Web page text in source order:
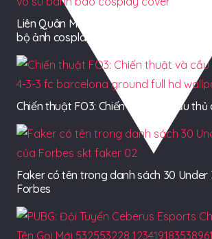
Liên Quân Mobile “gạ” game thủ mua
bộ ảnh cosplay Qi cực chất
Chiến thuật FO3: Chiến thuật và cầu
Faker có tên trong danh sách 30 Under
Forbes